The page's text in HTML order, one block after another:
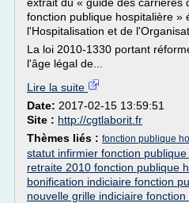
fonction publique hospitalière »
l'Hospitalisation et de
La loi 2010-1330 portant
l'âge légal de...
Lire la suite
Date: 2017-02-15 13:59:51
Site : http://cgtlaborit.fr
Thèmes liés : fonction publique
statut infirmier fonction
retraite 2010 fonction publique
bonification indiciaire fonction
nouvelle grille indiciaire